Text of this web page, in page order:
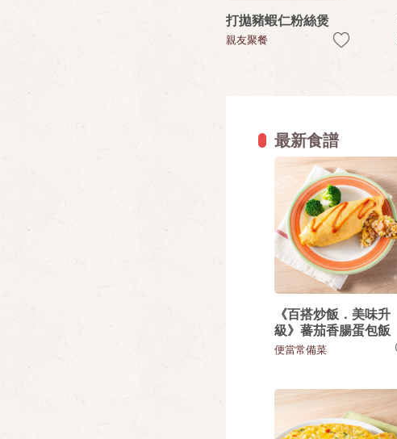
打拋豬蝦仁粉絲煲
親友聚餐
最新食譜
《百搭炒飯．美味升
級》蕃茄香腸蛋包飯
便當常備菜